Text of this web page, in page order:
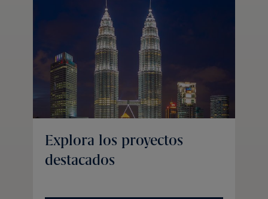
Explora los proyectos
destacados